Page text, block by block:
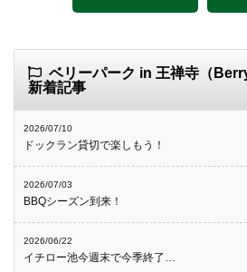
ベリーパーク in 王禅寺（
新着記事
2026/07/10
ドックラン貸切で楽しもう！
2026/07/03
BBQシーズン到来！
2026/06/22
イチロー池今週末で今季終了…